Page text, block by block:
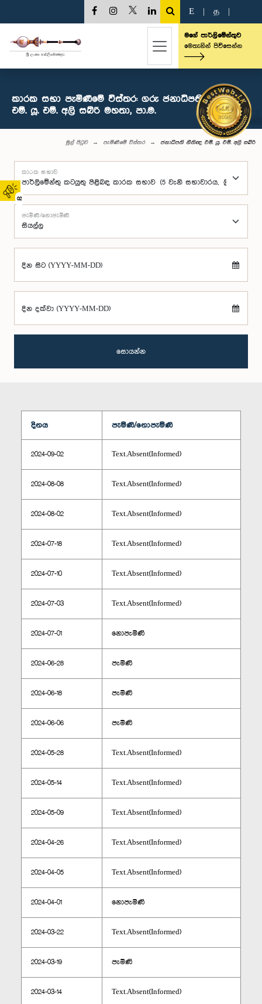
02
E த
මගේ පාර්ලිමේන්තුව
මෙතැනින් පිවිසෙන්න
කාරක සභා පැමිණීමේ විස්තර: ගරු ජනාධිපති නීතිඥ
එම්. යූ. එම්. අලි සබ්රි මහතා, පා.ම.
මුල් පිටුව පැමිණීමේ විස්තර ජනාධිපති නීතිඥ එම්. යූ. එම්. අලි සබ්රි
කාරක සභාව
පැමිණි/නොපැමිණි
දින සිට (YYYY-MM-DD)
දින දක්වා (YYYY-MM-DD)
සොයන්න
දිනය පැමිණි/නොපැමිණි
2024-09-02 Text.Absent(Informed)
2024-08-08 Text.Absent(Informed)
2024-08-02 Text.Absent(Informed)
2024-07-18 Text.Absent(Informed)
2024-07-10 Text.Absent(Informed)
2024-07-03 Text.Absent(Informed)
2024-07-01 නොපැමිණි
2024-06-28 පැමිණි
2024-06-18 පැමිණි
2024-06-06 පැමිණි
2024-05-28 Text.Absent(Informed)
2024-05-14 Text.Absent(Informed)
2024-05-09 Text.Absent(Informed)
2024-04-26 Text.Absent(Informed)
2024-04-05 Text.Absent(Informed)
2024-04-01 නොපැමිණි
2024-03-22 Text.Absent(Informed)
2024-03-19 පැමිණි
2024-03-14 Text.Absent(Informed)